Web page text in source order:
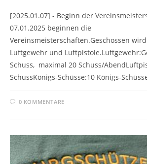
[2025.01.07] - Beginn der
07.01.2025 beginnen die
Vereinsmeisterschaften.Geschossen
Luftgewehr und
Schuss, maximal 20 Schuss/
SchussKönigs-Schüsse:10 Königs-
0 KOMMENTARE